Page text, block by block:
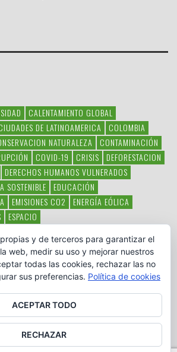
CALENTAMIENTO GLOBAL
DE LATINOAMERICA
COLOMBIA
NATURALEZA
CONTAMINACIÓN
COVID-19 CRISIS
DEFORESTACION
DERECHOS HUMANOS VULNERADOS
SOSTENIBLE
EDUCACIÓN
EMISIONES CO2
ENERGÍA EÓLICA
ESPACIO
MEDIO AMBIENTE
MÉXICO
ONGS PAZ POBREZA POESÍA
POLITICA
RSC RSE
SOBERANÍA ALIMENTARIA
TECNOLOGÍA VERTIDO PETROLEO
y de terceros para garantizar el
web, medir su uso y mejorar nuestros
todas las cookies, rechazar las no
sus preferencias. Política de cookies
ACEPTAR TODO
RECHAZAR